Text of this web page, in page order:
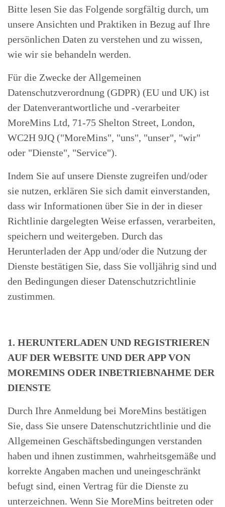
Bitte lesen Sie das Folgende sorgfältig durch, um
unsere Ansichten und Praktiken in Bezug auf Ihre
persönlichen Daten zu verstehen und zu wissen,
wie wir sie behandeln werden.
Für die Zwecke der Allgemeinen
Datenschutzverordnung (GDPR) (EU und UK) ist
der Datenverantwortliche und -verarbeiter
MoreMins Ltd, 71-75 Shelton Street, London,
WC2H 9JQ ("MoreMins", "uns", "unser", "wir"
oder "Dienste", "Service").
Indem Sie auf unsere Dienste zugreifen und/oder
sie nutzen, erklären Sie sich damit einverstanden,
dass wir Informationen über Sie in der in dieser
Richtlinie dargelegten Weise erfassen, verarbeiten,
speichern und weitergeben. Durch das
Herunterladen der App und/oder die Nutzung der
Dienste bestätigen Sie, dass Sie volljährig sind und
den Bedingungen dieser Datenschutzrichtlinie
zustimmen.
1. HERUNTERLADEN UND REGISTRIEREN
AUF DER WEBSITE UND DER APP VON
MOREMINS ODER INBETRIEBNAHME DER
DIENSTE
Durch Ihre Anmeldung bei MoreMins bestätigen
Sie, dass Sie unsere Datenschutzrichtlinie und die
Allgemeinen Geschäftsbedingungen verstanden
haben und ihnen zustimmen, wahrheitsgemäße und
korrekte Angaben machen und uneingeschränkt
befugt sind, einen Vertrag für die Dienste zu
unterzeichnen. Wenn Sie MoreMins beitreten oder